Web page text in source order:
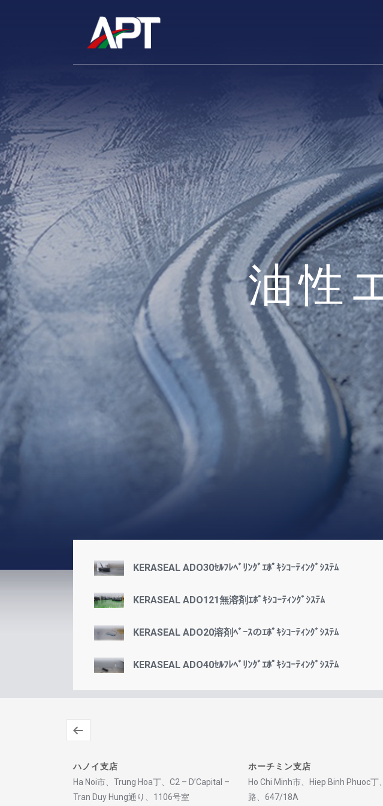
KERASEAL ADO30ｾﾙﾌﾚﾍﾞﾘﾝｸﾞｴﾎﾟｷｼｺｰﾃｨﾝｸﾞｼｽﾃﾑ
KERASEAL ADO121無溶剤ｴﾎﾟｷｼｺｰﾃｨﾝｸﾞｼｽﾃﾑ
KERASEAL ADO20溶剤ﾍﾞｰｽのｴﾎﾟｷｼｺｰﾃｨﾝｸﾞｼｽﾃﾑ
KERASEAL ADO40ｾﾙﾌﾚﾍﾞﾘﾝｸﾞｴﾎﾟｷｼｺｰﾃｨﾝｸﾞｼｽﾃﾑ
ハノイ支店
Ha Noi市、Trung Hoa丁、C2 – D’Capital –
Tran Duy Hung通り
1106号室
ホーチミン支店
Ho Chi Minh市、 Hiep Binh Phuoc丁、
路
647/18A